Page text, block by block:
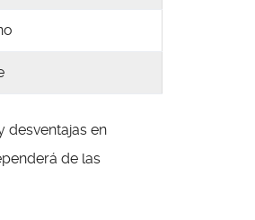
desventajas en
de las